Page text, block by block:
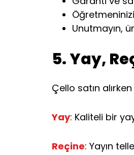
Unutmayın,
5. Yay,
Çello satın
Yay: Kaliteli bir
Reçine: Yayın